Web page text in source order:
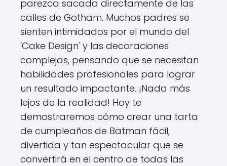
parezca sacada directamente de las
calles de Gotham. Muchos padres se
sienten intimidados por el mundo del
'Cake Design' y las decoraciones
complejas, pensando que se necesitan
habilidades profesionales para lograr
un resultado impactante. ¡Nada más
lejos de la realidad! Hoy te
demostraremos cómo crear una tarta
de cumpleaños de Batman fácil,
divertida y tan espectacular que se
convertirá en el centro de todas las